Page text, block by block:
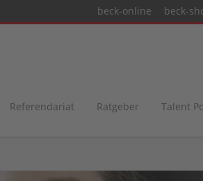
beck-online beck-
Referendariat Ratgeber Talent